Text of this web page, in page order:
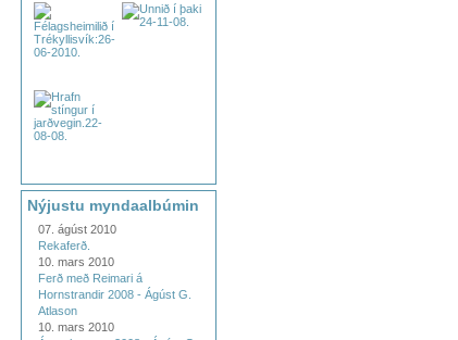
Nýjustu myndaalbúmin
07. ágúst 2010
Rekaferð.
10. mars 2010
Ferð með Reimari á
Hornstrandir 2008 - Ágúst G.
Atlason
10. mars 2010